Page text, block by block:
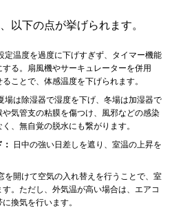
以下の点が挙げられます。
定温度を過度に下げすぎず、タイマー機能
る。扇風機やサーキュレーターを併用
ことで、体感温度を下げられます。
場は除湿器で湿度を下げ、冬場は加湿器で
気管支の粘膜を傷つけ、風邪などの感染
、無自覚の脱水にも繋がります。
日中の強い日差しを遮り、室温の上昇を
を開けて空気の入れ替えを行うことで、室
。ただし、外気温が高い場合は、エアコ
換気を行います。